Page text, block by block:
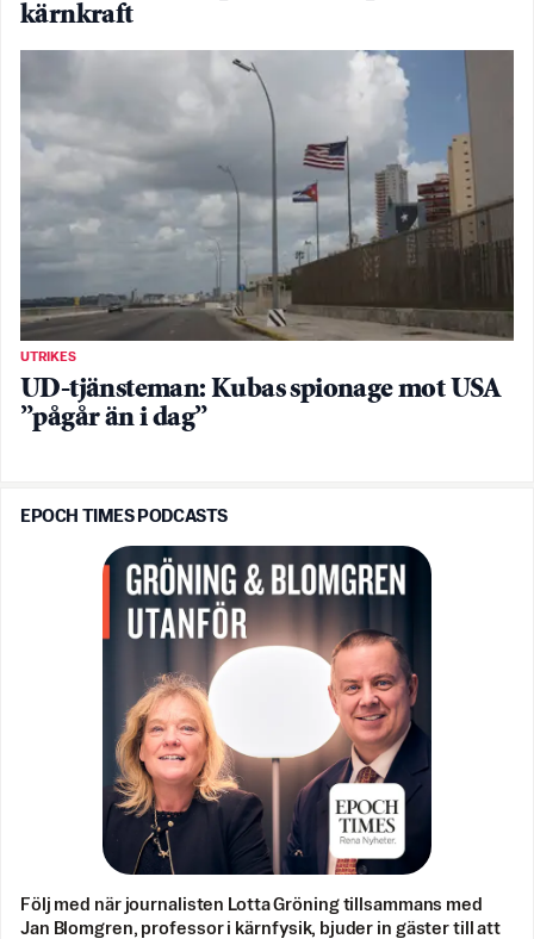
kärnkraft
UTRIKES
UD-tjänsteman: Kubas spionage mot USA
”pågår än i dag”
EPOCH TIMES PODCASTS
Följ med när journalisten Lotta Gröning tillsammans med
Jan Blomgren, professor i kärnfysik, bjuder in gäster till att